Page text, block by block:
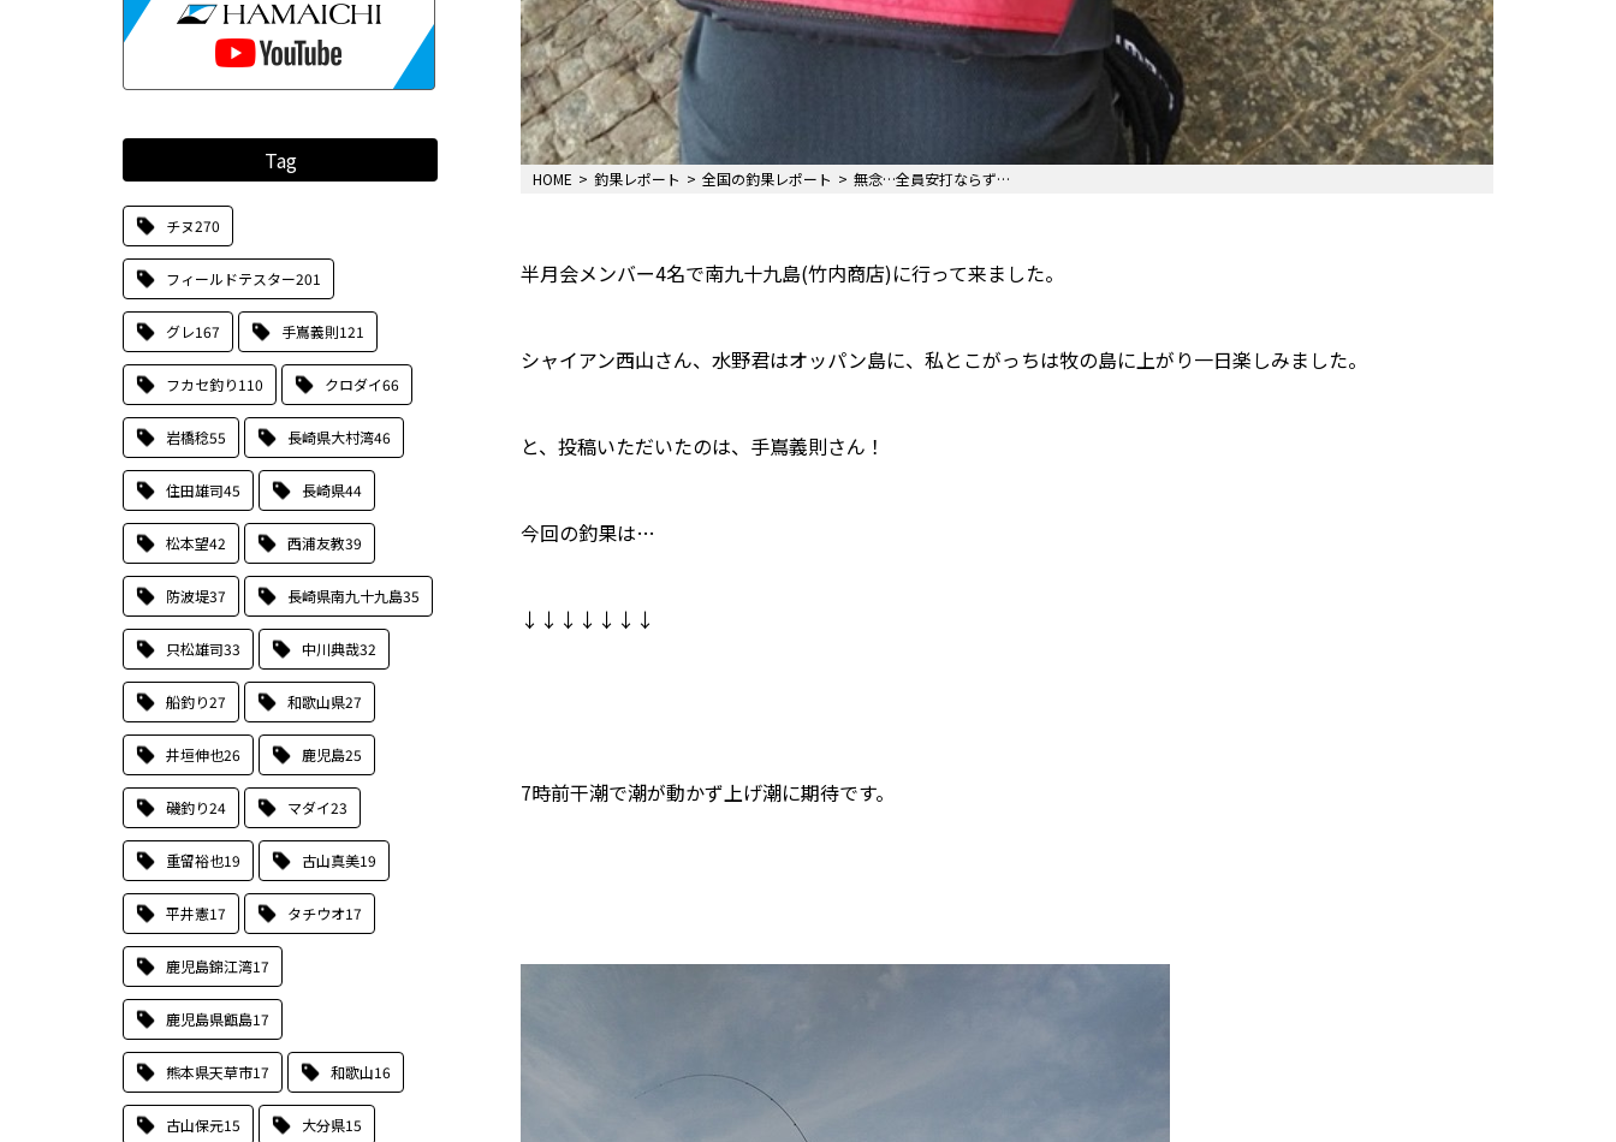
Tag
チヌ270
フィールドテスター201
グレ167 手嶌義則121
フカセ釣り110 クロダイ66
岩橋稔55 長崎県大村湾46
住田雄司45 長崎県44
松本望42 西浦友教39
防波堤37 長崎県南九十九島35
只松雄司33 中川典哉32
船釣り27 和歌山県27
井垣伸也26 鹿児島25
磯釣り24 マダイ23
重留裕也19 古山真美19
平井憲17 タチウオ17
鹿児島錦江湾17
鹿児島県甑島17
熊本県天草市17 和歌山16
古山保元15 大分県15
HOME 釣果レポート 全国の釣果レポート 無念…全員安打ならず…
半月会メンバー4名で南九十九島(竹内商店)に行って来ました。
シャイアン西山さん、水野君はオッパン島に、私とこがっちは牧の島に上がり一日楽しみました。
と、投稿いただいたのは、手嶌義則さん！
今回の釣果は…
↓↓↓↓↓↓↓
7時前干潮で潮が動かず上げ潮に期待です。